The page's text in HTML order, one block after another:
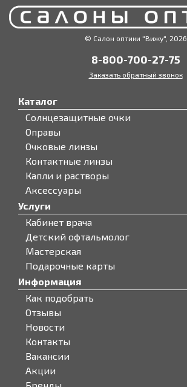
© Салон оптики "Вижу", 2026
8-800-700-27-75
Заказать обратный звонок
Каталог
Солнцезащитные очки
Оправы
Очковые линзы
Контактные линзы
Капли и растворы
Аксессуары
Услуги
Кабинет врача
Детский офтальмолог
Мастерская
Подарочные карты
Информация
Как подобрать
Отзывы
Новости
Контакты
Вакансии
Акции
Бренды